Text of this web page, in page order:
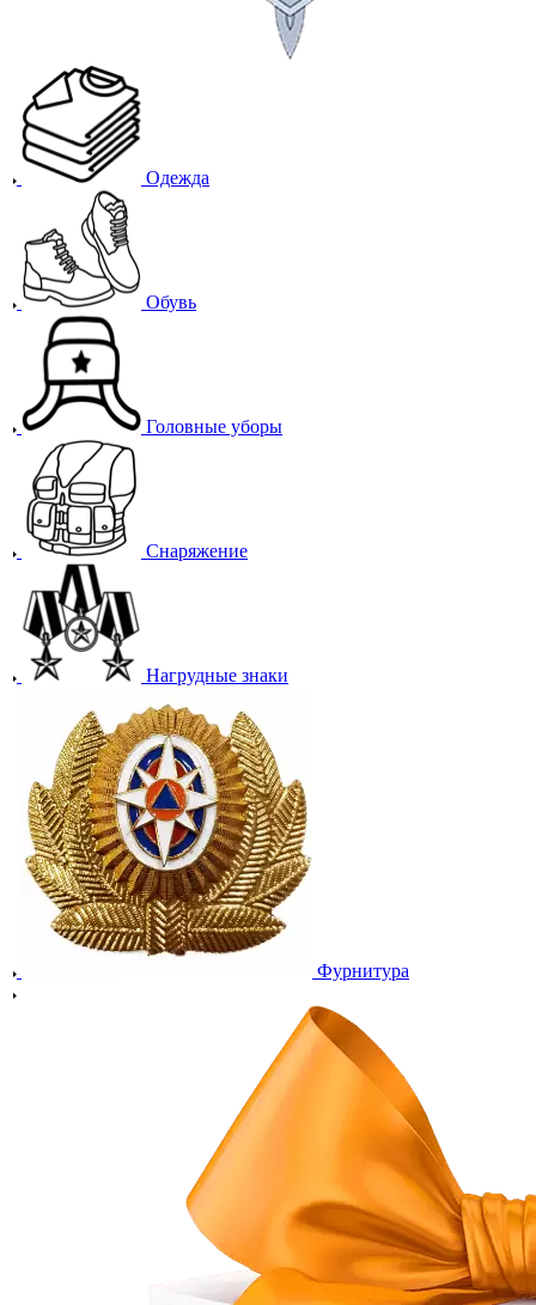
Одежда
Обувь
Головные уборы
Снаряжение
Нагрудные знаки
Фурнитура